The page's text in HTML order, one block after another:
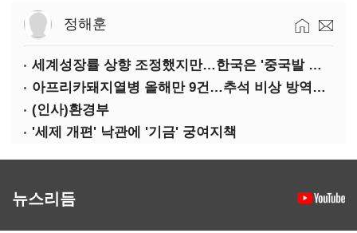
정해훈
세계성장률 상향 조정했지만…한국은 '중국발 살얼음판'
아프리카돼지열병 올해만 9건…추석 비상 방역에 '총력'
(인사)환경부
'세제 개편' 낙관에 '기금' 궁여지책
뉴스리듬